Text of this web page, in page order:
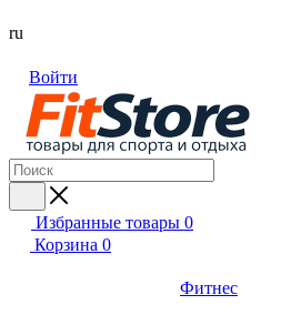
ru
Войти
Избранные товары 0
Корзина 0
Фитнес